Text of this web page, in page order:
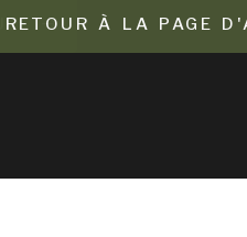
RETOUR À LA PAGE